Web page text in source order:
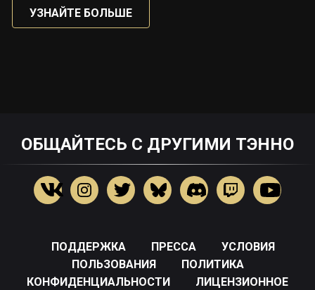
УЗНАЙТЕ БОЛЬШЕ
ОБЩАЙТЕСЬ С ДРУГИМИ ТЭННО
ПОДДЕРЖКА ПРЕССА
УСЛОВИЯ
ПОЛЬЗОВАНИЯ
ПОЛИТИКА
КОНФИДЕНЦИАЛЬНОСТИ
ЛИЦЕНЗИОННОЕ